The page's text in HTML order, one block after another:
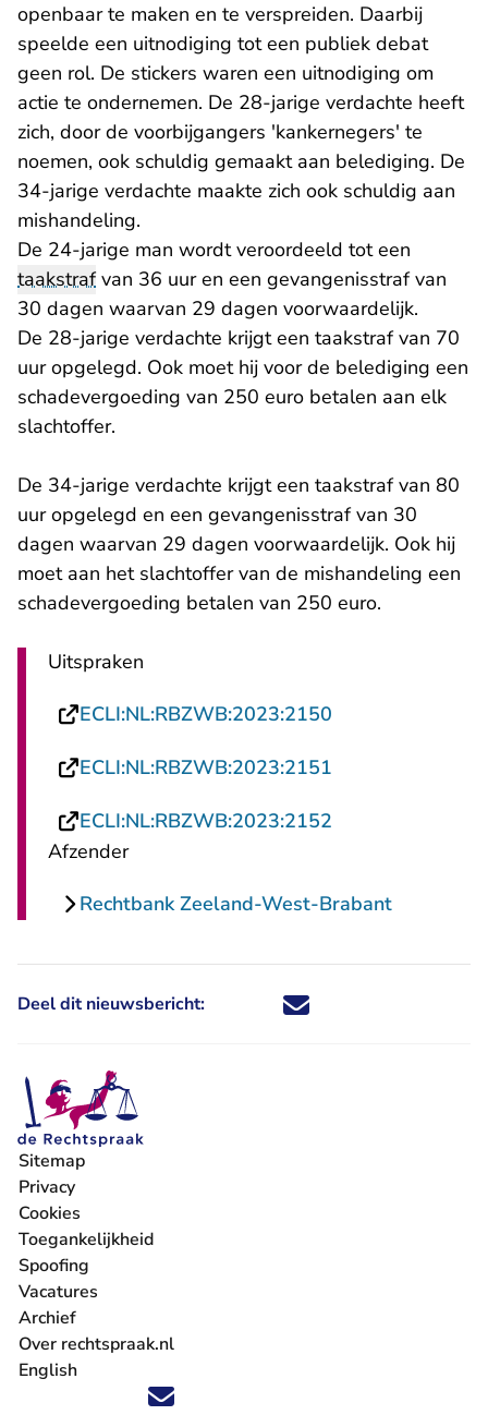
openbaar te maken en te verspreiden. Daarbij
speelde een uitnodiging tot een publiek debat
geen rol. De stickers waren een uitnodiging om
actie te ondernemen. De 28-jarige verdachte heeft
zich, door de voorbijgangers 'kankernegers' te
noemen, ook schuldig gemaakt aan belediging. De
34-jarige verdachte maakte zich ook schuldig aan
mishandeling.
De 24-jarige man wordt veroordeeld tot een
taakstrafvan 36 uur en een gevangenisstraf van
30 dagen waarvan 29 dagen voorwaardelijk.
De 28-jarige verdachte krijgt een taakstraf van 70
uur opgelegd. Ook moet hij voor de belediging een
schadevergoeding van 250 euro betalen aan elk
slachtoffer.
De 34-jarige verdachte krijgt een taakstraf van 80
uur opgelegd en een gevangenisstraf van 30
dagen waarvan 29 dagen voorwaardelijk. Ook hij
moet aan het slachtoffer van de mishandeling een
schadevergoeding betalen van 250 euro.
Uitspraken
ECLI:NL:RBZWB:2023:2150
ECLI:NL:RBZWB:2023:2151
ECLI:NL:RBZWB:2023:2152
Afzender
Rechtbank Zeeland-West-Brabant
Deel dit nieuwsbericht: Deel dit nieuwsbericht via X -
Deel dit nieuwsbericht via
Deel dit nieuwsbericht
Deel dit
Volg ons op X (Twitter) - U verlaat Rechtspraak.nl
Volg ons op Facebook - U verlaat Rechtspraak.nl
Volg ons op Instagram - U verlaat Rechtspraak.nl
Volg ons op Youtube - U verlaat Rechtspraak.nl
Volg ons op LinkedIn - U verlaat
'Blijf op de hoogte' nieuwsbrief - U verlaat
Sitemap
Privacy
Cookies
Toegankelijkheid
Spoofing
Vacatures
- U verlaat Rechtspraak.nl
Archief
Over rechtspraak.nl
English